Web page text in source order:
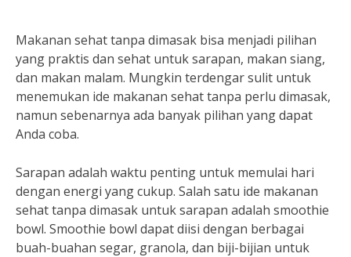
Makanan sehat tanpa dimasak bisa menjadi pilihan
yang praktis dan sehat untuk sarapan, makan siang,
dan makan malam. Mungkin terdengar sulit untuk
menemukan ide makanan sehat tanpa perlu dimasak,
namun sebenarnya ada banyak pilihan yang dapat
Anda coba.
Sarapan adalah waktu penting untuk memulai hari
dengan energi yang cukup. Salah satu ide makanan
sehat tanpa dimasak untuk sarapan adalah smoothie
bowl. Smoothie bowl dapat diisi dengan berbagai
buah-buahan segar, granola, dan biji-bijian untuk